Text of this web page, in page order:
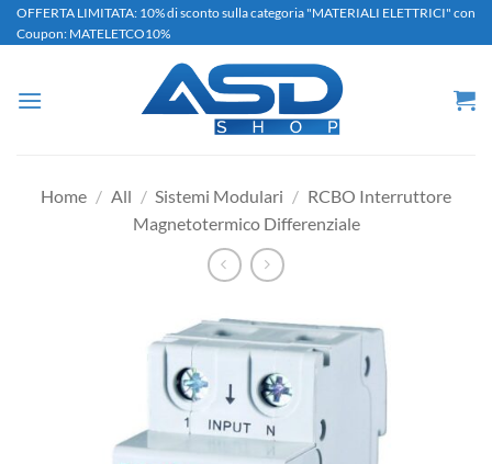
Salta
ai
OFFERTA LIMITATA: 10% di sconto sulla categoria "MATERIALI ELETTRICI" con
Coupon: MATELETCO10%
Home / All / Sistemi Modulari / RCBO Interruttore
Magnetotermico Differenziale